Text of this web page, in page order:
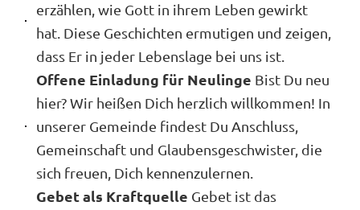
erzählen, wie Gott in ihrem Leben gewirkt
hat. Diese Geschichten ermutigen und zeigen,
dass Er in jeder Lebenslage bei uns ist.
Offene Einladung für Neulinge Bist Du neu
hier? Wir heißen Dich herzlich willkommen! In
unserer Gemeinde findest Du Anschluss,
Gemeinschaft und Glaubensgeschwister, die
sich freuen, Dich kennenzulernen.
Gebet als Kraftquelle Gebet ist das